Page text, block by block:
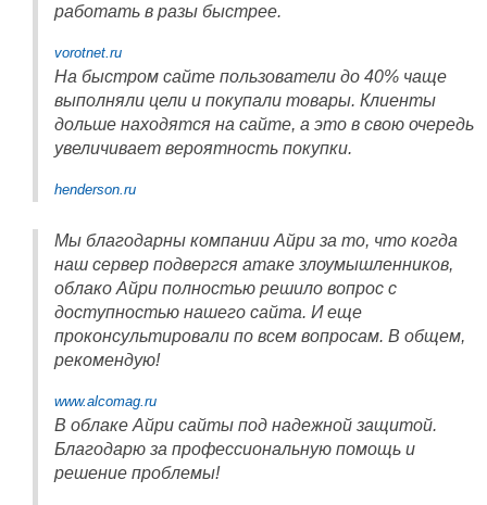
работать в разы быстрее.
vorotnet.ru
На быстром сайте пользователи до 40% чаще
выполняли цели и покупали товары. Клиенты
дольше находятся на сайте, а это в свою очередь
увеличивает вероятность покупки.
henderson.ru
Мы благодарны компании Айри за то, что когда
наш сервер подвергся атаке злоумышленников,
облако Айри полностью решило вопрос с
доступностью нашего сайта. И еще
проконсультировали по всем вопросам. В общем,
рекомендую!
www.alcomag.ru
В облаке Айри сайты под надежной защитой.
Благодарю за профессиональную помощь и
решение проблемы!